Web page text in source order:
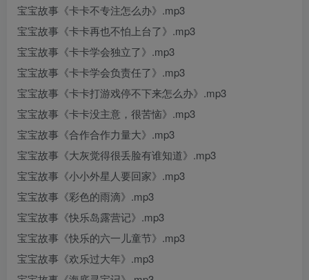
宝宝故事《卡卡不专注怎么办》.mp3
宝宝故事《卡卡再也不怕上台了》.mp3
宝宝故事《卡卡学会独立了》.mp3
宝宝故事《卡卡学会负责任了》.mp3
宝宝故事《卡卡打游戏停不下来怎么办》.mp3
宝宝故事《卡卡没主意，很苦恼》.mp3
宝宝故事《合作合作力量大》.mp3
宝宝故事《大灰觉得很丢脸有谁知道》.mp3
宝宝故事《小小外星人要回家》.mp3
宝宝故事《彩色的雨滴》.mp3
宝宝故事《快乐岛露营记》.mp3
宝宝故事《快乐的六一儿童节》.mp3
宝宝故事《欢乐过大年》.mp3